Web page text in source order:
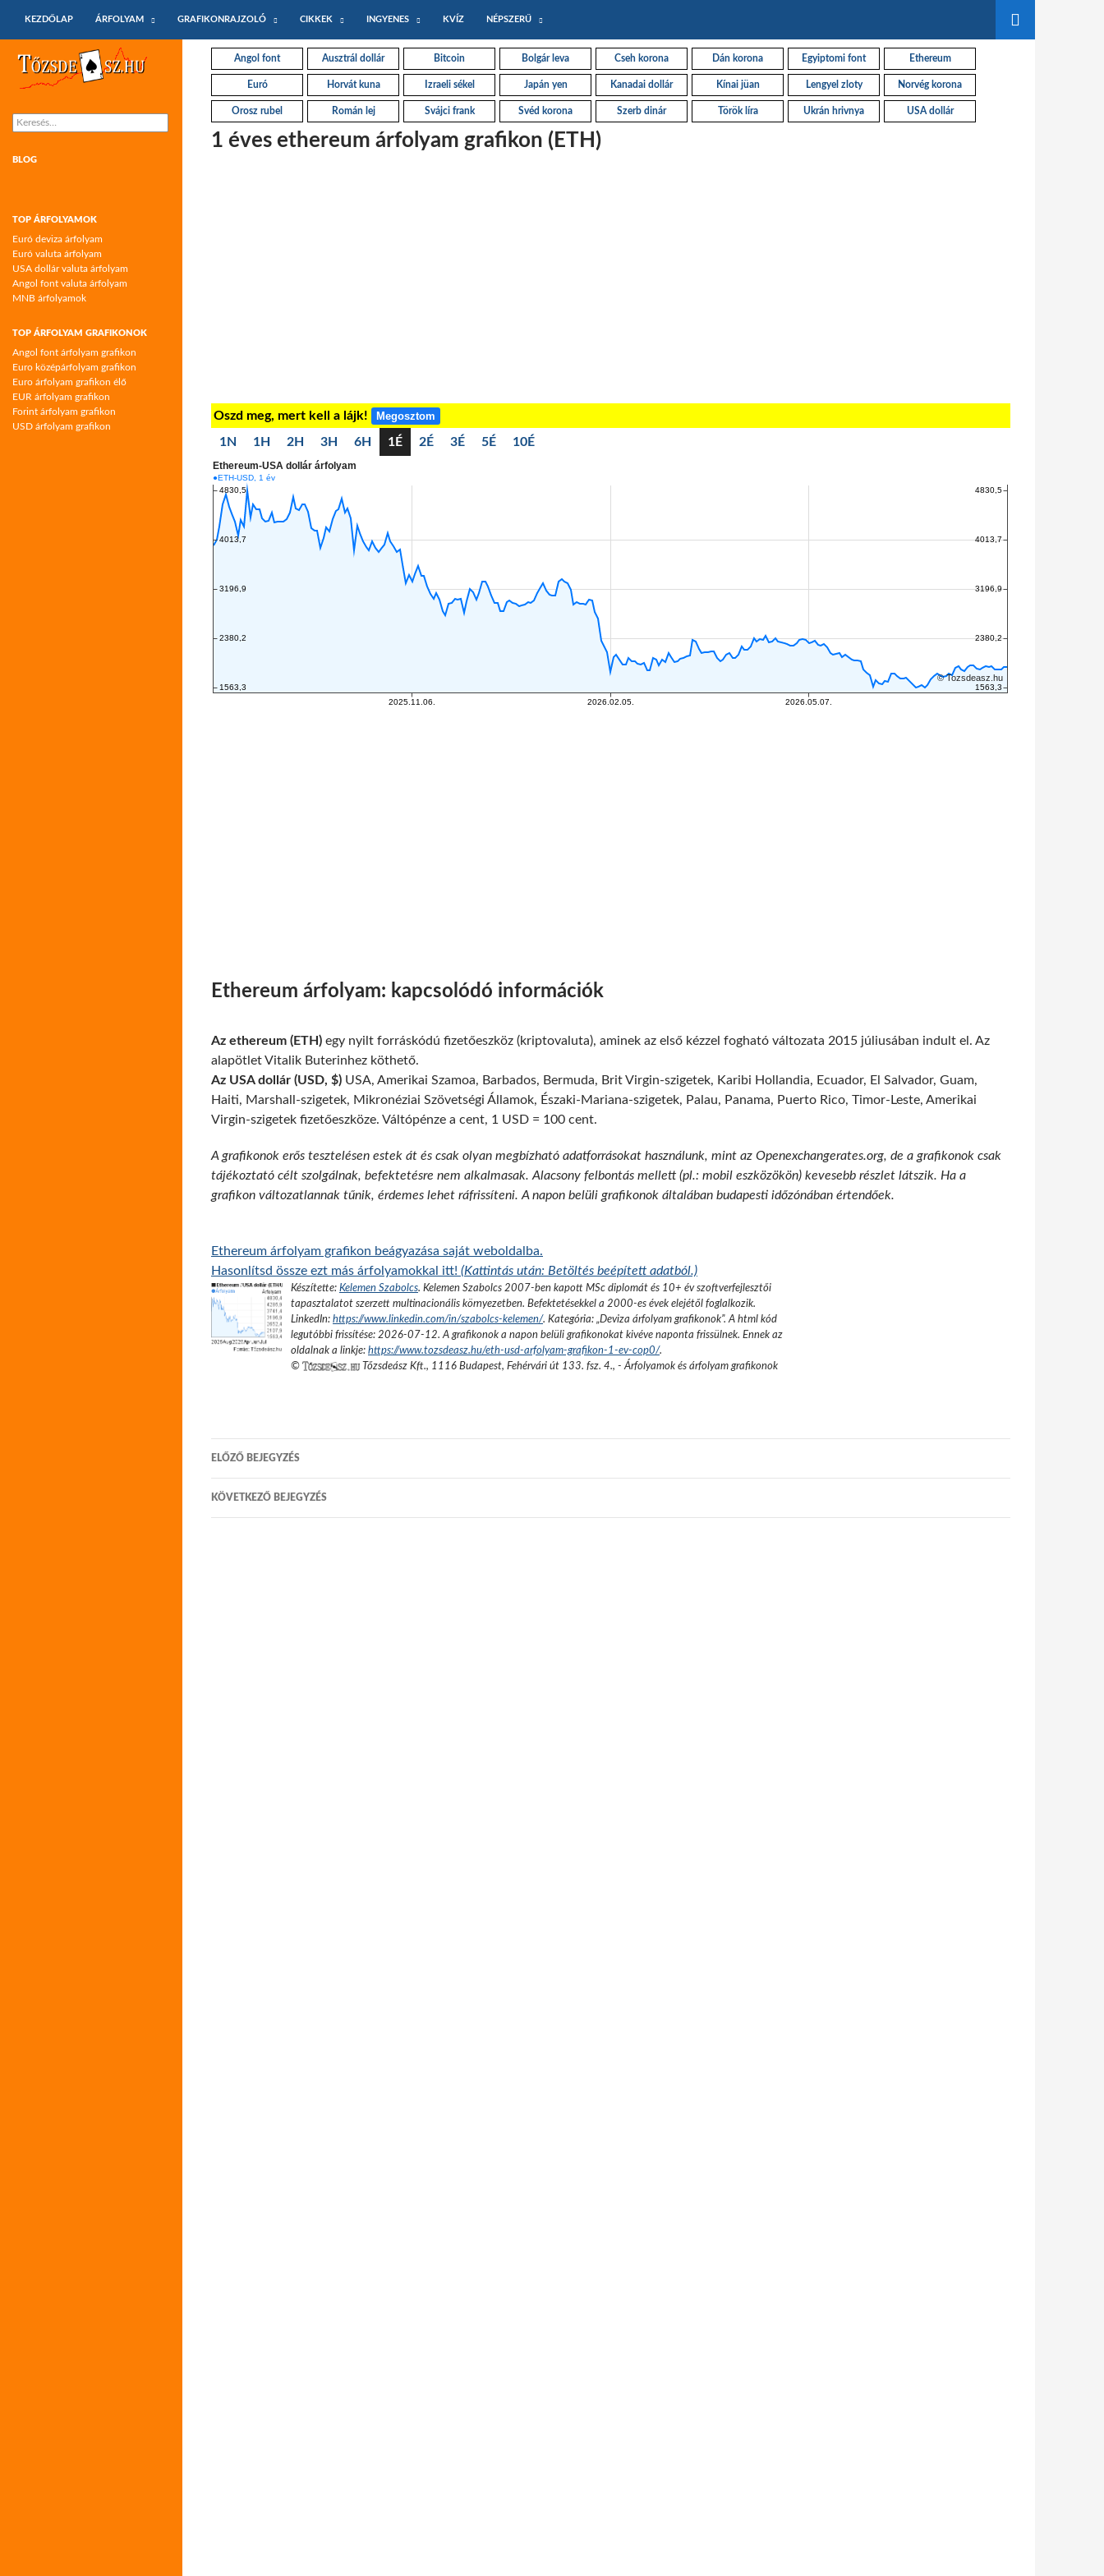
KEZDŐLAP
ÁRFOLYAM GRAFIKONRAJZOLÓ CIKKEK INGYENES KVÍZ NÉPSZERŰ
1 éves ethereum árfolyam grafikon (ETH)
Oszd meg, mert kell a lájk! Megosztom
1N 1H 2H 3H 6H 1É 2É 3É 5É 10É
Ethereum árfolyam: kapcsolódó információk
Az ethereum (ETH) egy nyilt forráskódú fizetőeszköz (kriptovaluta), aminek az első kézzel fogható változata 2015 júliusában indult el. Az
alapötlet Vitalik Buterinhez köthető.
Az USA dollár (USD, $) USA, Amerikai Szamoa, Barbados, Bermuda, Brit Virgin-szigetek, Karibi Hollandia, Ecuador, El Salvador, Guam,
Haiti, Marshall-szigetek, Mikronéziai Szövetségi Államok, Északi-Mariana-szigetek, Palau, Panama, Puerto Rico, Timor-Leste, Amerikai
Virgin-szigetek fizetőeszköze. Váltópénze a cent, 1 USD = 100 cent.
A grafikonok erős tesztelésen estek át és csak olyan megbízható adatforrásokat használunk, mint az Openexchangerates.org, de a grafikonok csak
tájékoztató célt szolgálnak, befektetésre nem alkalmasak. Alacsony felbontás mellett (pl.: mobil eszközökön) kevesebb részlet látszik. Ha a
grafikon változatlannak tűnik, érdemes lehet ráfrissíteni. A napon belüli grafikonok általában budapesti időzónában értendőek.
Ethereum árfolyam grafikon beágyazása saját weboldalba.
Hasonlítsd össze ezt más árfolyamokkal itt! (Kattintás után: Betöltés beépített adatból.)
Angol font Ausztrál dollár Bitcoin Bolgár leva Cseh korona Dán korona Egyiptomi font Ethereum
Euró Horvát kuna Izraeli sékel Japán yen Kanadai dollár Kínai jüan Lengyel zloty Norvég korona
Orosz rubel Román lej Svájci frank Svéd korona Szerb dinár Török líra Ukrán hrivnya USA dollár
Készítette: Kelemen Szabolcs. Kelemen Szabolcs 2007-ben kapott MSc diplomát és 10+ év szoftverfejlesztői
tapasztalatot szerzett multinacionális környezetben. Befektetésekkel a 2000-es évek elejétől foglalkozik.
LinkedIn: https://www.linkedin.com/in/szabolcs-kelemen/. Kategória: „Deviza árfolyam grafikonok”.A html kód
legutóbbi frissítése: 2026-07-12. A grafikonok a napon belüli grafikonokat kivéve naponta frissülnek. Ennek az
oldalnak a linkje: https://www.tozsdeasz.hu/eth-usd-arfolyam-grafikon-1-ev-cop0/.
©
Tőzsdeász Kft., 1116 Budapest, Fehérvári út 133. fsz. 4., - Árfolyamok és árfolyam grafikonok
Bejegyzés
navigáció
ELŐZŐ BEJEGYZÉS
KÖVETKEZŐ BEJEGYZÉS
Tőzsdeász.hu – árfolyamok és árfolyam
grafikonok
Keresés:
BLOG
TOP ÁRFOLYAMOK
Euró deviza árfolyam
Euró valuta árfolyam
USA dollár valuta árfolyam
Angol font valuta árfolyam
MNB árfolyamok
TOP ÁRFOLYAM GRAFIKONOK
Angol font árfolyam grafikon
Euro középárfolyam grafikon
Euro árfolyam grafikon élő
EUR árfolyam grafikon
Forint árfolyam grafikon
USD árfolyam grafikon